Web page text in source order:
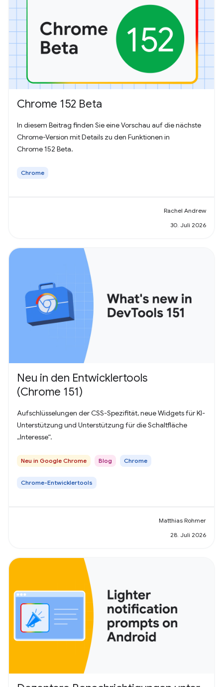
Chrome 152 Beta
In diesem Beitrag finden Sie eine Vorschau auf die nächste
Chrome-Version mit Details zu den Funktionen in
Chrome 152 Beta.
Chrome
Rachel Andrew
30. Juli 2026
Neu in den Entwicklertools
(Chrome 151)
Aufschlüsselungen der CSS-Spezifität, neue Widgets für KI-
Unterstützung und Unterstützung für die Schaltfläche
„Interesse“.
Neu in Google Chrome Blog Chrome
Chrome-Entwicklertools
Matthias Rohmer
28. Juli 2026